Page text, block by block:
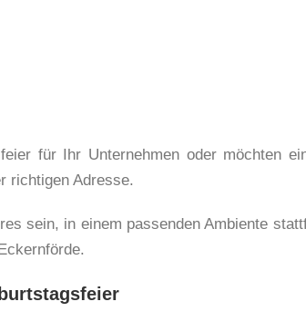
für Ihr Unternehmen oder möchten
richtigen Adresse.
sein, in einem passenden Ambiente